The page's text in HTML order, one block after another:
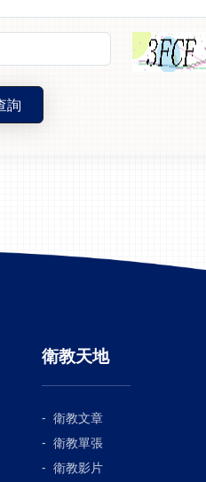
詢
衛教天地
衛教文章
衛教單張
衛教影片